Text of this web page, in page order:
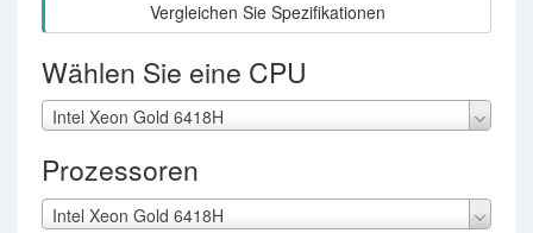
Vergleichen Sie Spezifikationen
Wählen Sie eine CPU
Intel Xeon Gold 6418H
Prozessoren
Intel Xeon Gold 6418H